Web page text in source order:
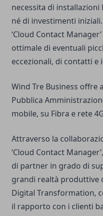
necessita di
né di investimenti
‘Cloud Contact
ottimale di eventuali
eccezionali, di contatti e
Wind Tre Business offre
Pubblica
mobile, su Fibra e rete
Attraverso la
‘Cloud Contact
di partner in grado di
grandi realtà produttive
Digital Transformation,
il rapporto con i clienti